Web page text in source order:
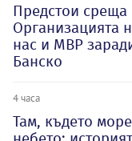
Предстои среща
Организацията
нас и МВР
Банско
4 часа
Там, където